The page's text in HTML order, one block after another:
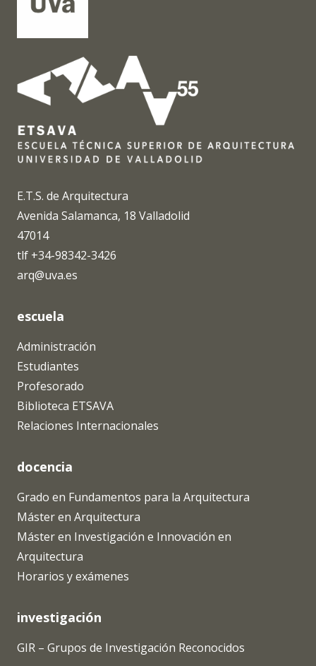
E.T.S. de Arquitectura
Avenida Salamanca, 18 Valladolid
47014
tlf +34-98342-3426
arq@uva.es
escuela
Administración
Estudiantes
Profesorado
Biblioteca ETSAVA
Relaciones Internacionales
docencia
Grado en Fundamentos para la Arquitectura
Máster en Arquitectura
Máster en Investigación e Innovación en
Arquitectura
Horarios y exámenes
investigación
GIR – Grupos de Investigación Reconocidos